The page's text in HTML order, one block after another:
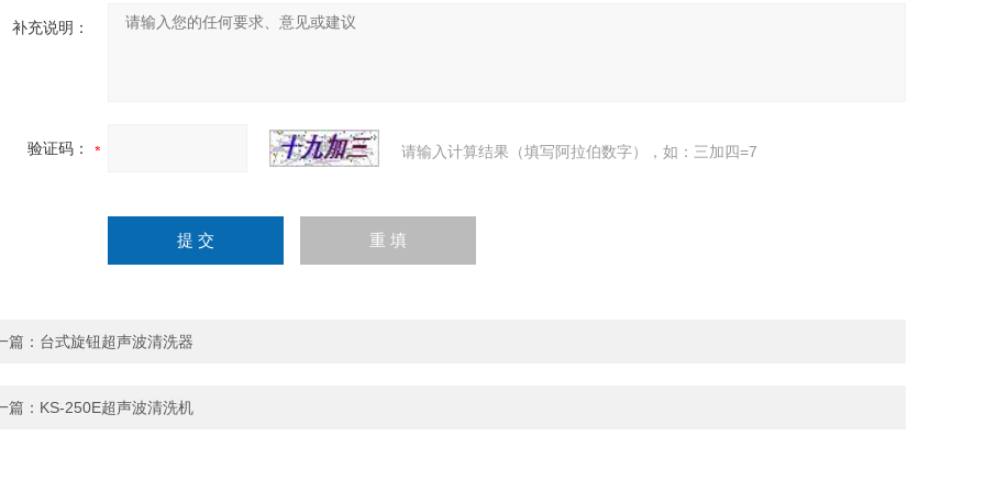
补充说明：
验证码： 请输入计算结果（填写阿拉伯数字），如：三加四=7
篇： 台式旋钮超声波清洗器
篇： KS-250E超声波清洗机